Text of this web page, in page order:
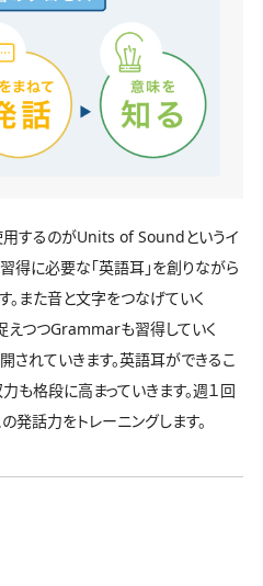
用するのがUnits of Soundというイ
得に必要な「英語耳」を創りながら
。また音と文字をつなげていく
つつGrammarも習得していく
れていきます。英語耳ができるこ
も格段に高まっていきます。週１回
発話力をトレーニングします。